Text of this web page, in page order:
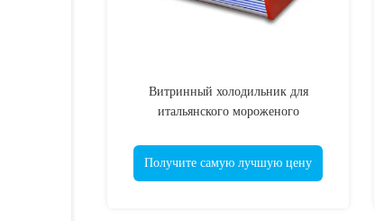
Витринный холодильник для
итальянского мороженого
Получите самую лучшую цену